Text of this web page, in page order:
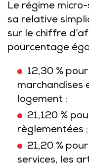
Le régime
sa relative
sur le chiffre
pourcentage
12,30 %
marchandises
logement ;
21,120 %
règlementées ;
21,20 %
services, les